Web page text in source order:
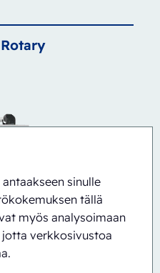
sinulle
tällä
myös analysoimaan
verkkosivustoa
Rotary